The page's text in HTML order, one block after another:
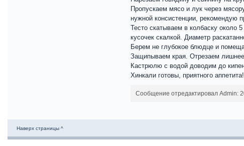
Пропускаем мясо и лук через
нужной консистенции, рекомендую
Тесто скатываем в колбаску около
кусочек скалкой. Диаметр
Берем не глубокое блюдце и
Защипываем края. Отрезаем лишнее
Кастрюлю с водой доводим до
Хинкали готовы, приятного аппетита!
Сообщение отредактировал Admin:
Наверх страницы ^